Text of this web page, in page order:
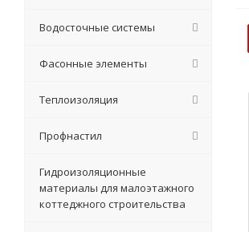
Водосточные системы
Фасонные элементы
Теплоизоляция
Профнастил
Гидроизоляционные
материалы для малоэтажного
коттеджного строительства